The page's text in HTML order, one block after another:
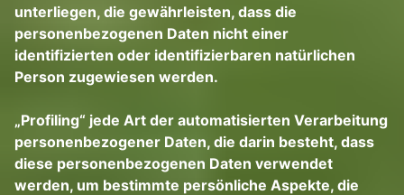
unterliegen, die gewährleisten, dass die
personenbezogenen Daten nicht einer
identifizierten oder identifizierbaren natürlichen
Person zugewiesen werden.
„Profiling“ jede Art der automatisierten Verarbeitung
personenbezogener Daten, die darin besteht, dass
diese personenbezogenen Daten verwendet
werden, um bestimmte persönliche Aspekte, die